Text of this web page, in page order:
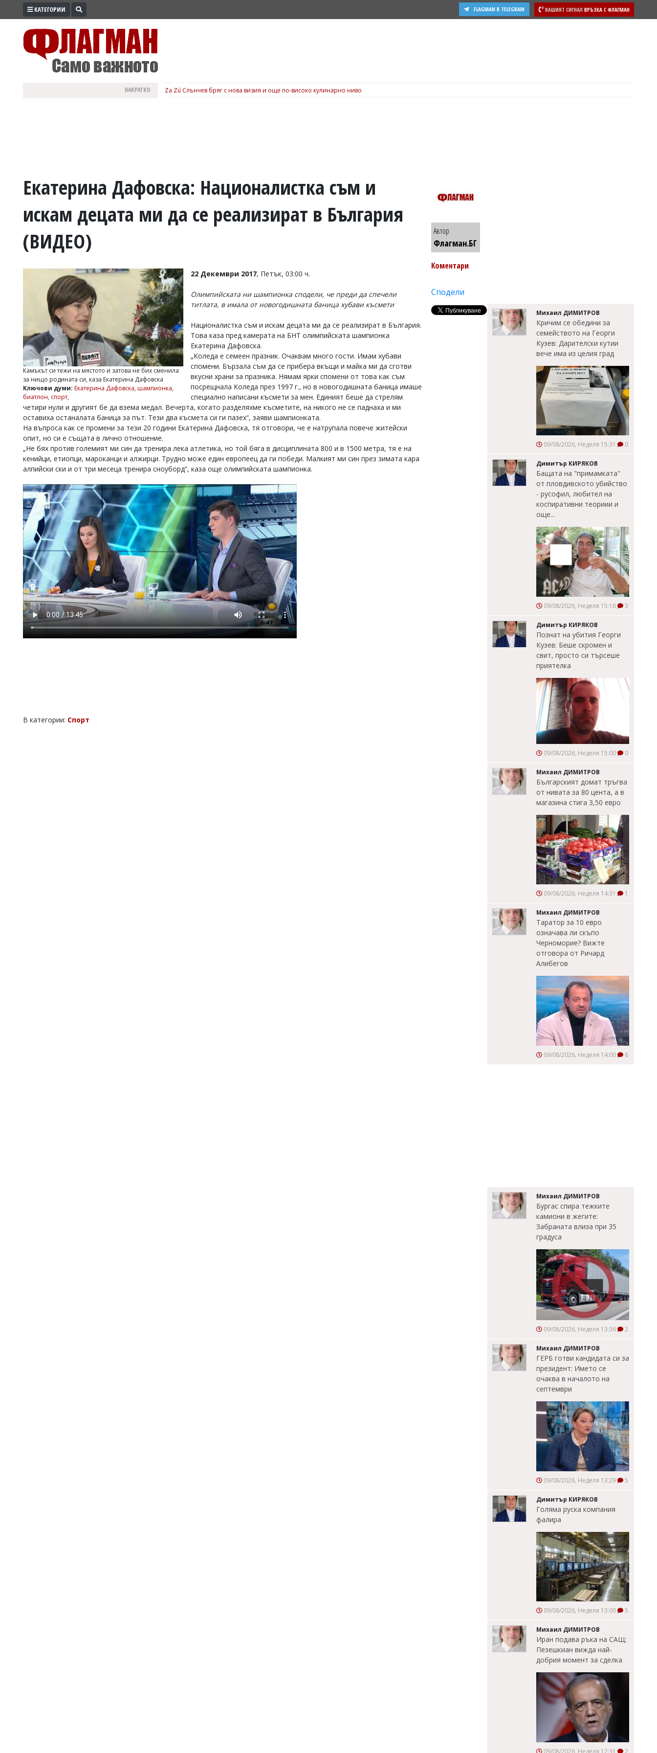
ПРОМО
ВОЙНАТА
УКРАЙНА
РАЗСЛЕДВАНЕ
БИЗНЕС
v.vasilev@flagman.bg
Касабова,
k.kassabova@flagman.bg
Главен
редактор:
office@flagman.bg
Коментарите
статиите
въвеждат
читателите
редакцията
отговорност
откриете
обиден
коментар,
сигнализирайте
КАТЕГОРИИ ВАШИЯТ СИГНАЛ ВРЪЗКА С ФЛАГМАН
FLAGMAN В TELEGRAM
НАКРАТКО Za Zú Слънчев бряг с нова визия и още по-високо кулинарно ниво
Екатерина Дафовска: Националистка съм и
искам децата ми да се реализират в България
(ВИДЕО)
Камъкът си тежи на мястото и затова не бих сменила
за нищо родината си, каза Екатерина Дафовска
Ключови думи: Екатерина Дафовска, шампионка,
биатлон, спорт,
22 Декември 2017, Петък, 03:00 ч.
Олимпийската ни шампионка сподели, че преди да спечели
титлата, в имала от новогодишната баница хубави късмети
Националистка съм и искам децата ми да се реализират в България.
Това каза пред камерата на БНТ олимпийската шампионка
Екатерина Дафовска.
„Коледа е семеен празник. Очаквам много гости. Имам хубави
спомени. Бързала съм да се прибера вкъщи и майка ми да сготви
вкусни храни за празника. Нямам ярки спомени от това как съм
посрещнала Коледа през 1997 г., но в новогодишната баница имаше
специално написани късмети за мен. Единият беше да стрелям
четири нули и другият бе да взема медал. Вечерта, когато разделяхме късметите, на никого не се паднаха и ми
оставиха останалата баница за път. Тези два късмета си ги пазех“, заяви шампионката.
На въпроса как се промени за тези 20 години Екатерина Дафовска, тя отговори, че е натрупала повече житейски
опит, но си е същата в лично отношение.
„Не бях против големият ми син да тренира лека атлетика, но той бяга в дисциплината 800 и в 1500 метра, тя е на
кенийци, етиопци, мароканци и алжирци. Трудно може един европеец да ги победи. Малкият ми син през зимата кара
алпийски ски и от три месеца тренира сноуборд“, каза още олимпийската шампионка.
В категории: Спорт
Автор
Флагман.БГ
Коментари
Сподели
Михаил ДИМИТРОВ
Кричим се обедини за
семейството на Георги
Кузев: Дарителски кутии
вече има из целия град
09/08/2026, Неделя 15:31 0
Димитър КИРЯКОВ
Бащата на "примамката"
от пловдивското убийство
- русофил, любител на
коспиративни теориии и
още...
09/08/2026, Неделя 15:16 3
Димитър КИРЯКОВ
Познат на убития Георги
Кузев: Беше скромен и
свит, просто си търсеше
приятелка
09/08/2026, Неделя 15:00 0
Михаил ДИМИТРОВ
Българският домат тръгва
от нивата за 80 цента, а в
магазина стига 3,50 евро
09/08/2026, Неделя 14:31 1
Михаил ДИМИТРОВ
Таратор за 10 евро
означава ли скъпо
Черноморие? Вижте
отговора от Ричард
Алибегов
09/08/2026, Неделя 14:00 6
Михаил ДИМИТРОВ
Бургас спира тежките
камиони в жегите:
Забраната влиза при 35
градуса
09/08/2026, Неделя 13:36 2
Михаил ДИМИТРОВ
ГЕРБ готви кандидата си за
президент: Името се
очаква в началото на
септември
09/08/2026, Неделя 13:29 5
Димитър КИРЯКОВ
Голяма руска компания
фалира
09/08/2026, Неделя 13:00 5
Михаил ДИМИТРОВ
Иран подава ръка на САЩ:
Пезешкиан вижда най-
добрия момент за сделка
09/08/2026, Неделя 12:31 2